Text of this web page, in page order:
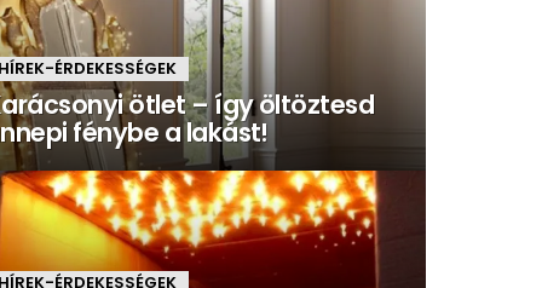
ÉRDEKESSÉGEK
ötlet – így öltöztesd
fénybe a lakást!
ÉRDEKESSÉGEK